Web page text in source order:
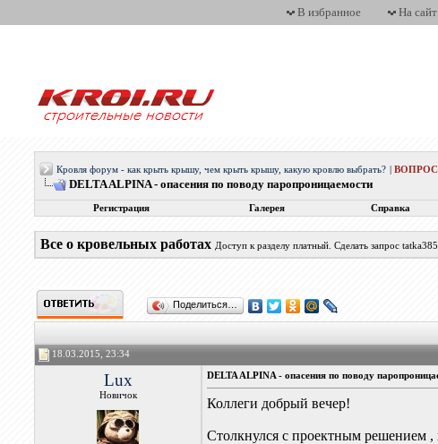
В избранное На сайт
Кровля форум - как крыть крышу, чем крыть крышу, какую кровлю выбрать? |
DELTA ALPINA - опасения по поводу паропроницаемости
Регистрация Галерея Справка
Все о кровельных работах Доступ к разделу платный. Сделать запрос
Поделиться…
18.03.2015, 23:34
Lux
Новичок
DELTA ALPINA - опасения по поводу
Коллеги добрый вечер!
Столкнулся с проектным решением ,